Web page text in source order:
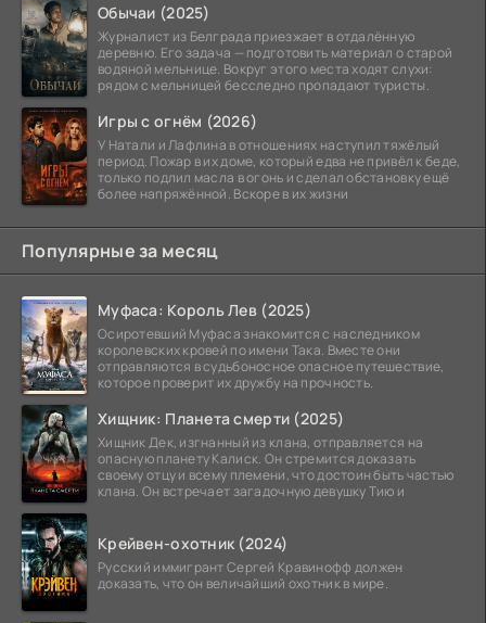
Обычаи (2025)
Журналист из Белграда приезжает в отдалённую
деревню. Его задача — подготовить материал о старой
водяной мельнице. Вокруг этого места ходят слухи:
рядом с мельницей бесследно пропадают туристы.
Игры с огнём (2026)
У Натали и Лафлина в отношениях наступил тяжёлый
период. Пожар в их доме, который едва не привёл к беде,
только подлил масла в огонь и сделал обстановку ещё
более напряжённой. Вскоре в их жизни
Популярные за месяц
Муфаса: Король Лев (2025)
Осиротевший Муфаса знакомится с наследником
королевских кровей по имени Така. Вместе они
отправляются в судьбоносное опасное путешествие,
которое проверит их дружбу на прочность.
Хищник: Планета смерти (2025)
Хищник Дек, изгнанный из клана, отправляется на
опасную планету Калиск. Он стремится доказать
своему отцу и всему племени, что достоин быть частью
клана. Он встречает загадочную девушку Тию и
Крейвен-охотник (2024)
Русский иммигрант Сергей Кравинофф должен
доказать, что он величайший охотник в мире.